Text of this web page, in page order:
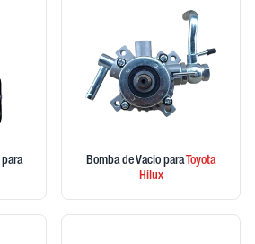
para
Bomba de Vacio para Toyota
Hilux